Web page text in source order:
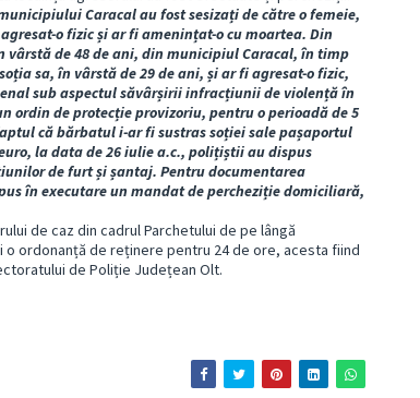
Caracal au fost sesizați de către o femeie,
o fizic și ar fi amenințat-o cu moartea. Din
de 48 de ani, din municipiul Caracal, în timp
sa, în vârstă de 29 de ani, și ar fi agresat-o fizic,
sub aspectul săvârșirii infracțiunii de violență în
de protecție provizoriu, pentru o perioadă de 5
că bărbatul i-ar fi sustras soției sale pașaportul
la data de 26 iulie a.c., polițiștii au dispus
de furt și șantaj. Pentru documentarea
în executare un mandat de percheziție domiciliară,
de caz din cadrul Parchetului de pe lângă
ordonanță de reținere pentru 24 de ore, acesta fiind
de Poliție Județean Olt.